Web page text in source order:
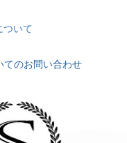
ついて
てのお問い合わせ